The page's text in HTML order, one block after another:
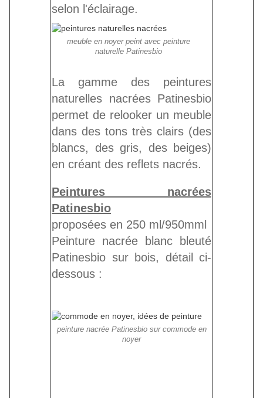
selon l'éclairage.
meuble en noyer peint avec peinture
naturelle Patinesbio
La gamme des peintures
naturelles nacrées Patinesbio
permet de relooker un meuble
dans des tons très clairs (des
blancs, des gris, des beiges)
en créant des reflets nacrés.
Peintures nacrées
Patinesbio
proposées en 250 ml/950mml
Peinture nacrée blanc bleuté
Patinesbio sur bois, détail ci-
dessous :
peinture nacrée Patinesbio sur commode en
noyer